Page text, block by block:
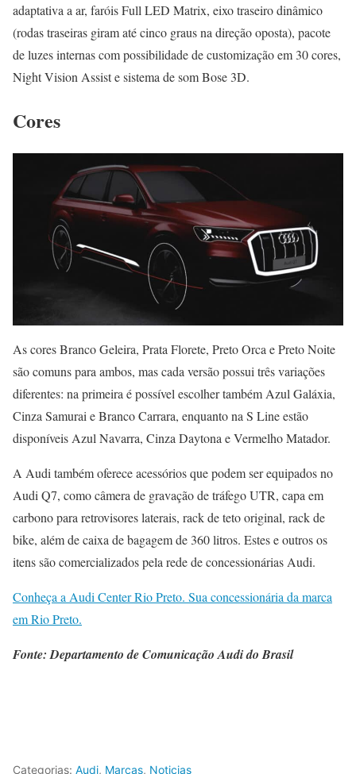
adaptativa a ar, faróis Full LED Matrix, eixo traseiro dinâmico
(rodas traseiras giram até cinco graus na direção oposta), pacote
de luzes internas com possibilidade de customização em 30 cores,
Night Vision Assist e sistema de som Bose 3D.
Cores
As cores Branco Geleira, Prata Florete, Preto Orca e Preto Noite
são comuns para ambos, mas cada versão possui três variações
diferentes: na primeira é possível escolher também Azul Galáxia,
Cinza Samurai e Branco Carrara, enquanto na S Line estão
disponíveis Azul Navarra, Cinza Daytona e Vermelho Matador.
A Audi também oferece acessórios que podem ser equipados no
Audi Q7, como câmera de gravação de tráfego UTR, capa em
carbono para retrovisores laterais, rack de teto original, rack de
bike, além de caixa de bagagem de 360 litros. Estes e outros os
itens são comercializados pela rede de concessionárias Audi.
Conheça a Audi Center Rio Preto. Sua concessionária da marca
em Rio Preto.
Fonte: Departamento de Comunicação Audi do Brasil
Categorias: Audi, Marcas, Noticias